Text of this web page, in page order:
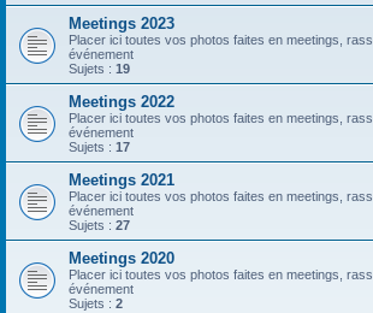
Meetings 2023
Placer ici toutes vos photos faites en meetings,
événement
Sujets : 19
Meetings 2022
Placer ici toutes vos photos faites en meetings,
événement
Sujets : 17
Meetings 2021
Placer ici toutes vos photos faites en meetings,
événement
Sujets : 27
Meetings 2020
Placer ici toutes vos photos faites en meetings,
événement
Sujets : 2